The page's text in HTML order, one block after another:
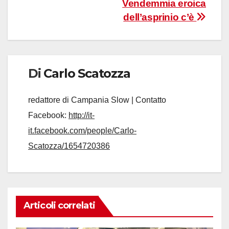
Vendemmia eroica
dell’asprinio c’è
Di Carlo Scatozza
redattore di Campania Slow | Contatto
Facebook: http://it-
it.facebook.com/people/Carlo-
Scatozza/1654720386
Articoli correlati